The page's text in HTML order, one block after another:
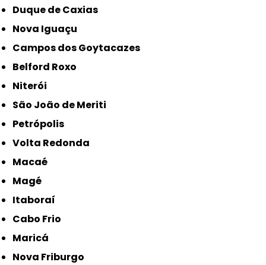
Duque de Caxias
Nova Iguaçu
Campos dos Goytacazes
Belford Roxo
Niterói
São João de Meriti
Petrópolis
Volta Redonda
Macaé
Magé
Itaboraí
Cabo Frio
Maricá
Nova Friburgo